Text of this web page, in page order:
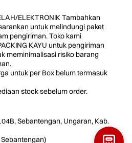
ELEKTRONIK Tambahkan
untuk melindungi paket
pengiriman. Toko kami
KAYU untuk pengiriman
meminimalisasi risiko barang
untuk per Box belum termasuk
stock sebelum order.
Sebantengan, Ungaran, Kab.